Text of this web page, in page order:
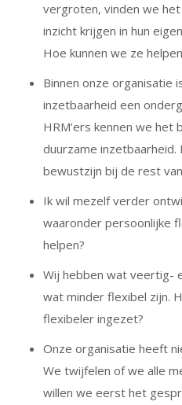
vergroten, vinden we
inzicht krijgen in hun
Hoe kunnen we ze
Binnen onze organisatie
inzetbaarheid een
HRM’ers kennen we het
duurzame
bewustzijn bij de rest
Ik wil mezelf verder
waaronder persoonlijke
helpen?
Wij hebben wat veertig-
wat minder flexibel zijn.
flexibeler ingezet?
Onze organisatie heeft
We twijfelen of we alle
willen we eerst het